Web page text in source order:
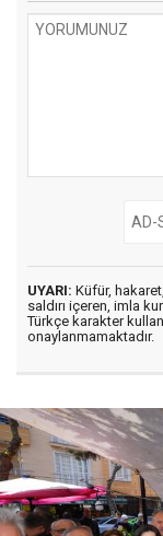
UYARI: Küfür,
saldırı içeren, imla
Türkçe karakter
onaylanmamaktadır.